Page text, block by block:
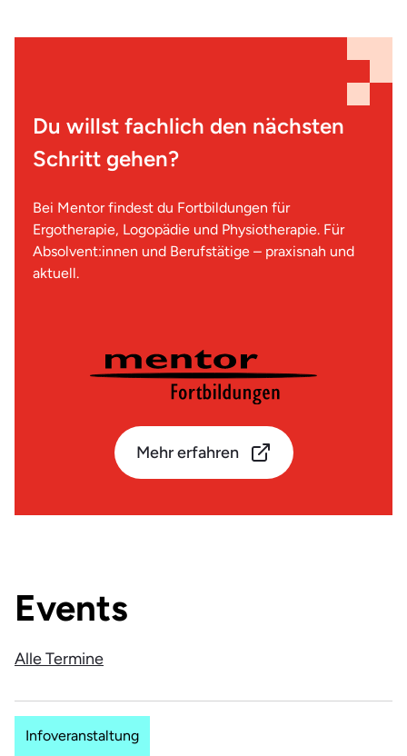
Du willst fachlich den nächsten
Schritt gehen?
Bei Mentor findest du Fortbildungen für
Ergotherapie, Logopädie und Physiotherapie. Für
Absolvent:innen und Berufstätige – praxisnah und
aktuell.
Mehr erfahren
Events
Alle Termine
Infoveranstaltung